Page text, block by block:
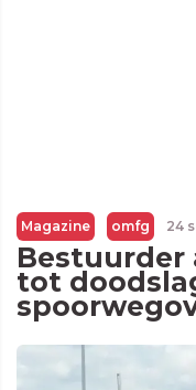
Magazine omfg 24
Bestuurder
tot